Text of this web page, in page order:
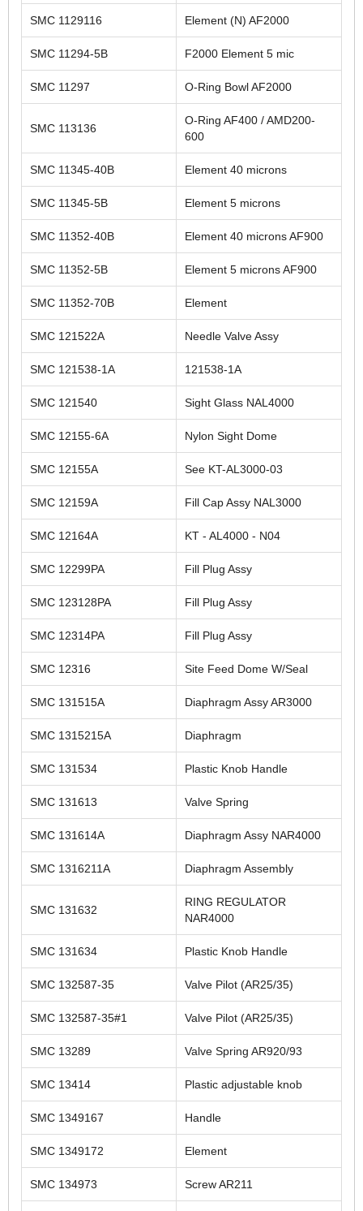
SMC 1129116 Element (N) AF2000
SMC 11294-5B F2000 Element 5 mic
SMC 11297 O-Ring Bowl AF2000
SMC 113136
O-Ring AF400 / AMD200-
600
SMC 11345-40B Element 40 microns
SMC 11345-5B Element 5 microns
SMC 11352-40B Element 40 microns AF900
SMC 11352-5B Element 5 microns AF900
SMC 11352-70B Element
SMC 121522A Needle Valve Assy
SMC 121538-1A 121538-1A
SMC 121540 Sight Glass NAL4000
SMC 12155-6A Nylon Sight Dome
SMC 12155A See KT-AL3000-03
SMC 12159A Fill Cap Assy NAL3000
SMC 12164A KT - AL4000 - N04
SMC 12299PA Fill Plug Assy
SMC 123128PA Fill Plug Assy
SMC 12314PA Fill Plug Assy
SMC 12316 Site Feed Dome W/Seal
SMC 131515A Diaphragm Assy AR3000
SMC 1315215A Diaphragm
SMC 131534 Plastic Knob Handle
SMC 131613 Valve Spring
SMC 131614A Diaphragm Assy NAR4000
SMC 1316211A Diaphragm Assembly
SMC 131632
RING REGULATOR
NAR4000
SMC 131634 Plastic Knob Handle
SMC 132587-35 Valve Pilot (AR25/35)
SMC 132587-35#1 Valve Pilot (AR25/35)
SMC 13289 Valve Spring AR920/93
SMC 13414 Plastic adjustable knob
SMC 1349167 Handle
SMC 1349172 Element
SMC 134973 Screw AR211